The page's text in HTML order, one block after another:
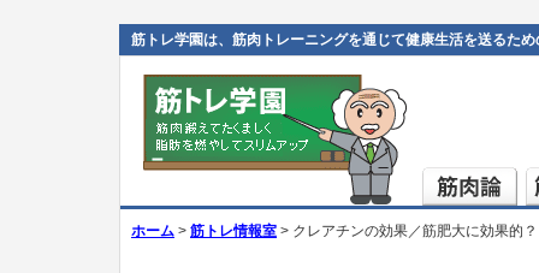
筋トレ学園は、筋肉トレーニングを通じて健康生活を送るた
ホーム > 筋トレ情報室 > クレアチンの効果／筋肥大に効果的？